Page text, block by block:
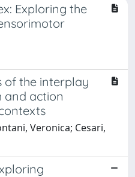
Exploring the
of the interplay
and action
Veronica; Cesari,